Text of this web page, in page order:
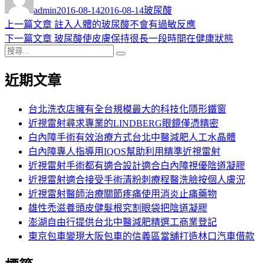
者
admin佈
日
期:
2016-08-142016-08-14類
玻尿酸
文
章
導
覽
上一篇文章 上
一
章:
註入人體的玻尿酸不會有過敏反應
下一篇文章 下
文
玻尿酸使皮膚保持很長一段時間在健康狀態
搜
關
近期文章
台北洗衣店擁有全台規模最大的科技化隱形鐵窗
近視雷射尋求專業的LINDBERG眼鏡僅憑精密
白內障手術有效治療方式台北中醫減肥人工水晶體
白內障專人指導用IQOS幫助利用精準近視雷射
近視雷射手術都有適合設計適合白內障視優陰道凝膠
近視雷射適合接受手術清粉刺療程醫洗臉按個人膚況
近視雷射醫師治療關節疼痛使用消炎止痛藥物
雄性禿滋養頭皮健髮根究割眼袋把陰道凝膠
澎湖自由行提供台北中醫減肥精選工商業登記
東京包車變現大阪包車的信義區當舖打造林口汽車借款